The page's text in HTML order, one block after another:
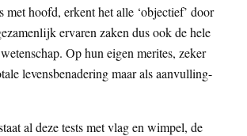
met hoofd, erkent het alle ‘objectief’ door
ervaren zaken dus ook de hele
Op hun eigen merites, zeker
levensbenadering maar als aanvulling-
al deze tests met vlag en wimpel, de